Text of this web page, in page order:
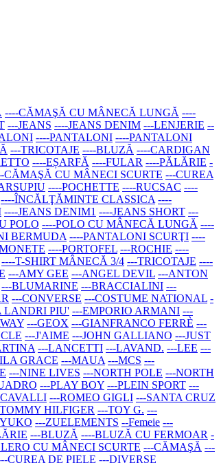
----CĂMAŞĂ CU MÂNECĂ LUNGĂ ----
---JEANS ----JEANS DENIM ---LENJERIE --
----PANTALONI ----PANTALONI
---TRICOTAJE ----BLUZĂ ----CARDIGAN
----EȘARFĂ ----FULAR ----PĂLĂRIE -
CĂMAŞĂ CU MÂNECI SCURTE ---CUREA
----POCHETTE ----RUCSAC ----
----ÎNCĂLŢĂMINTE CLASSICA ----
----JEANS DENIM1 ----JEANS SHORT ---
POLO ----POLO CU MÂNECĂ LUNGĂ ----
BERMUDA ----PANTALONI SCURŢI ----
----PORTOFEL ---ROCHIE ----
----T-SHIRT MÂNECĂ 3/4 ---TRICOTAJE ----
---AMY GEE ---ANGEL DEVIL ---ANTON
---BLUMARINE ---BRACCIALINI ---
---CONVERSE ---COSTUME NATIONAL -
LANDRI PIU' ---EMPORIO ARMANI ---
---GEOX ---GIANFRANCO FERRÈ ---
---J'AIME ---JOHN GALLIANO ---JUST
---LANCETTI ---LAVAND. ---LEE ---
GRACE ---MAUA ---MCS ---
---NINE LIVES ---NORTH POLE ---NORTH
---PLAY BOY ---PLEIN SPORT ---
---ROMEO GIGLI ---SANTA CRUZ
HILFIGER ---TOY G. ---
---ZUELEMENTS --Femeie ---
---BLUZĂ ----BLUZĂ CU FERMOAR -
CU MÂNECI SCURTE ---CĂMAŞĂ ---
CUREA DE PIELE ---DIVERSE